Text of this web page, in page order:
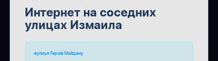
Интернет на соседних
улицах Измаила
вулиця Героїв Майдану